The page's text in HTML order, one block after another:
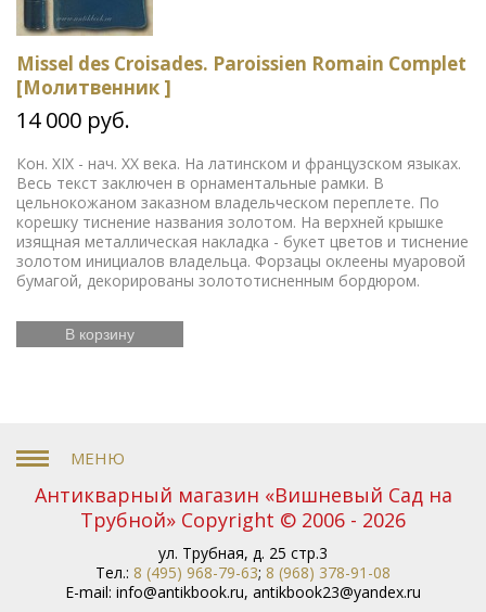
Missel des Croisades. Paroissien Romain Complet
[Молитвенник ]
14 000 руб.
Кон. XIX - нач. ХХ века. На латинском и французском языках.
Весь текст заключен в орнаментальные рамки. В
цельнокожаном заказном владельческом переплете. По
корешку тиснение названия золотом. На верхней крышке
изящная металлическая накладка - букет цветов и тиснение
золотом инициалов владельца. Форзацы оклеены муаровой
бумагой, декорированы золототисненным бордюром.
В корзину
Антикварный магазин «Вишневый Сад на
Трубной» Copyright © 2006 - 2026
ул. Трубная, д. 25 стр.3
Тел.: 8 (495) 968-79-63; 8 (968) 378-91-08
E-mail: info@antikbook.ru, antikbook23@yandex.ru